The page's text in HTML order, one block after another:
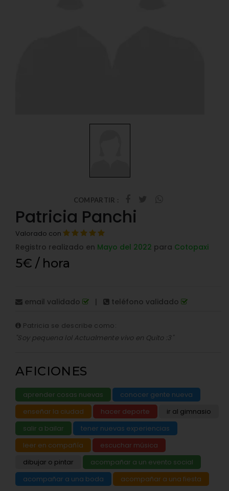
COMPARTIR :
Patricia Panchi
Valorado con
Registro realizado en Mayo del 2022 para Cotopaxi
5€ / hora
email validado | teléfono validado
Patricia se describe como:
"Soy pequena lol Actualmente vivo en Quito :3"
AFICIONES
aprender cosas nuevas
conocer gente nueva
enseñar la ciudad
hacer deporte
ir al gimnasio
salir a bailar
tener nuevas experiencias
leer en compañía
escuchar música
dibujar o pintar
acompañar a un evento social
acompañar a una boda
acompañar a una fiesta